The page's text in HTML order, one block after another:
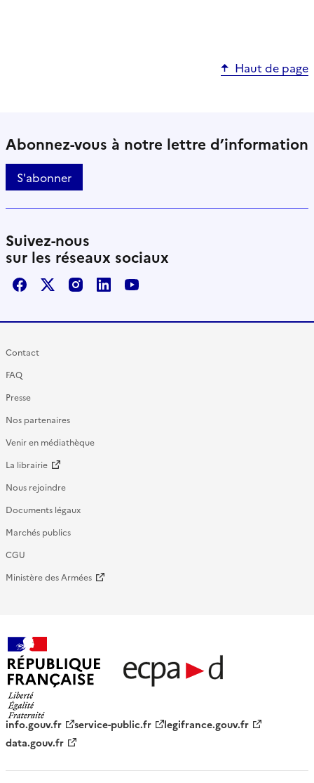
Haut de page
Abonnez-vous à notre lettre d’information
S'abonner
Suivez-nous
sur les réseaux sociaux
FacebookX / TwitterInstagram
LinkedInYoutube
Contact
FAQ
Presse
Nos partenaires
Venir en médiathèque
La librairie
Nous rejoindre
Documents légaux
Marchés publics
CGU
Ministère des Armées
française - ECPAD
info.gouv.fr service-public.fr
legifrance.gouv.fr
data.gouv.fr